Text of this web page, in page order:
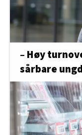
– Høy
sårbare